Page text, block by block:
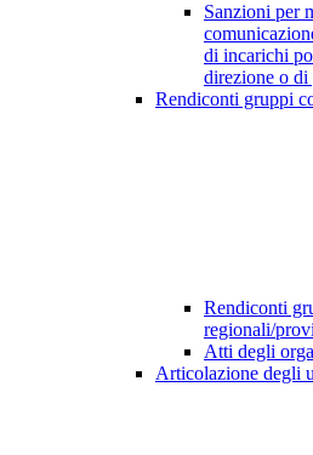
Sanzioni per
di incarichi
direzione o di
Rendiconti gruppi
Rendiconti
regionali/
Atti degli
Articolazione degli